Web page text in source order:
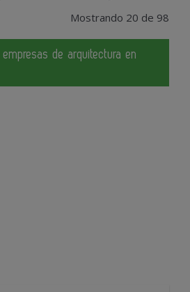
Mostrando 20 de 98
de arquitectura en